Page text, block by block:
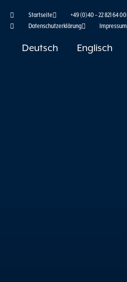
Inhalt
Startseite +49 (0)40 – 22 821 64 00
Datenschutzerklärung
Impressum
Deutsch Englisch